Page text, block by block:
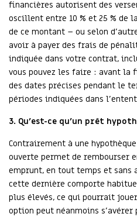
financières autorisent des
oscillent entre 10 % et 25 % de
de ce montant – ou selon
avoir à payer des frais de
indiquée dans votre contrat,
vous pouvez les faire : avant la
des dates précises pendant le
périodes indiquées dans
3. Qu’est-ce qu’un prêt
Contrairement à une
ouverte permet de rembourser
emprunt, en tout temps et sans
cette dernière comporte
plus élevés, ce qui pourrait
option peut néanmoins